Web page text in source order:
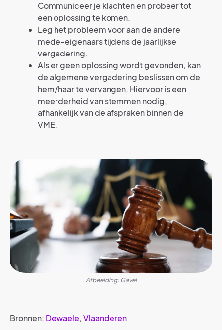
Communiceer je klachten en probeer tot
een oplossing te komen.
Leg het probleem voor aan de andere
mede-eigenaars tijdens de jaarlijkse
vergadering.
Als er geen oplossing wordt gevonden, kan
de algemene vergadering beslissen om de
hem/haar te vervangen. Hiervoor is een
meerderheid van stemmen nodig,
afhankelijk van de afspraken binnen de
VME.
Afbeelding: Gavel
Bronnen: Dewaele, Vlaanderen